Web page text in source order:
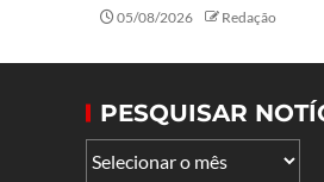
05/08/2026 Redação
PESQUISAR